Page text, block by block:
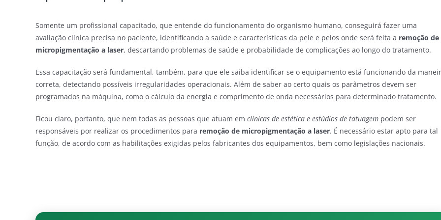
Somente um profissional capacitado, que entende do funcionamento do organismo humano, conseguirá fazer uma
avaliação clínica precisa no paciente, identificando a saúde e características da pele e pelos onde será feita a remoção de
micropigmentação a laser, descartando problemas de saúde e probabilidade de complicações ao longo do tratamento.
Essa capacitação será fundamental, também, para que ele saiba identificar se o equipamento está funcionando da
correta, detectando possíveis irregularidades operacionais. Além de saber ao certo quais os parâmetros devem ser
programados na máquina, como o cálculo da energia e comprimento de onda necessários para determinado tratamento.
Ficou claro, portanto, que nem todas as pessoas que atuam em clínicas de estética e estúdios de tatuagem podem ser
responsáveis por realizar os procedimentos para remoção de micropigmentação a laser. É necessário estar apto para tal
função, de acordo com as habilitações exigidas pelos fabricantes dos equipamentos, bem como legislações nacionais.